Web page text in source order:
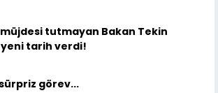
tutmayan Bakan Tekin
tarih verdi!
görev...